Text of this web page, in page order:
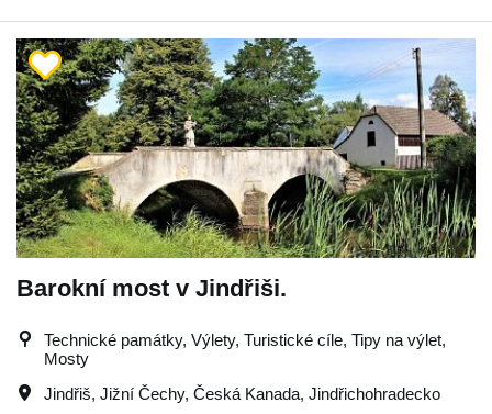
Barokní most v Jindřiši.
Technické památky, Výlety, Turistické cíle, Tipy na výlet,
Mosty
Jindřiš, Jižní Čechy, Česká Kanada, Jindřichohradecko